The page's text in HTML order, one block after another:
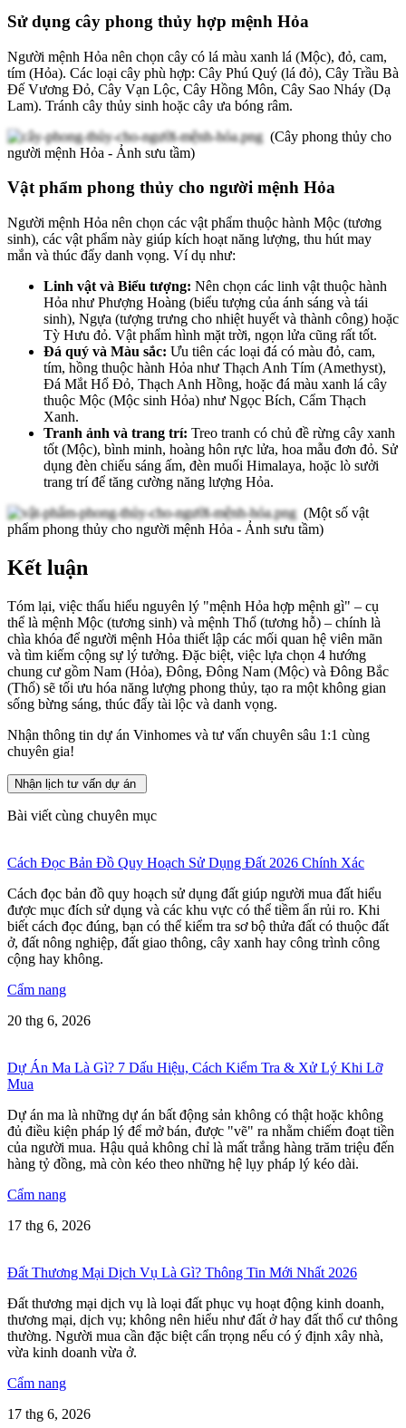
Sử dụng cây phong thủy hợp mệnh Hỏa
Người mệnh Hỏa nên chọn cây có lá màu xanh lá (Mộc), đỏ, cam,
tím (Hỏa). Các loại cây phù hợp: Cây Phú Quý (lá đỏ), Cây Trầu Bà
Đế Vương Đỏ, Cây Vạn Lộc, Cây Hồng Môn, Cây Sao Nháy (Dạ
Lam). Tránh cây thủy sinh hoặc cây ưa bóng râm.
(Cây phong thủy cho
người mệnh Hỏa - Ảnh sưu tầm)
Vật phẩm phong thủy cho người mệnh Hỏa
Người mệnh Hỏa nên chọn các vật phẩm thuộc hành Mộc (tương
sinh), các vật phẩm này giúp kích hoạt năng lượng, thu hút may
mắn và thúc đẩy danh vọng. Ví dụ như:
Linh vật và Biểu tượng: Nên chọn các linh vật thuộc hành
Hỏa như Phượng Hoàng (biểu tượng của ánh sáng và tái
sinh), Ngựa (tượng trưng cho nhiệt huyết và thành công) hoặc
Tỳ Hưu đỏ. Vật phẩm hình mặt trời, ngọn lửa cũng rất tốt.
Đá quý và Màu sắc: Ưu tiên các loại đá có màu đỏ, cam,
tím, hồng thuộc hành Hỏa như Thạch Anh Tím (Amethyst),
Đá Mắt Hổ Đỏ, Thạch Anh Hồng, hoặc đá màu xanh lá cây
thuộc Mộc (Mộc sinh Hỏa) như Ngọc Bích, Cẩm Thạch
Xanh.
Tranh ảnh và trang trí: Treo tranh có chủ đề rừng cây xanh
tốt (Mộc), bình minh, hoàng hôn rực lửa, hoa mẫu đơn đỏ. Sử
dụng đèn chiếu sáng ấm, đèn muối Himalaya, hoặc lò sưởi
trang trí để tăng cường năng lượng Hỏa.
(Một số vật
phẩm phong thủy cho người mệnh Hỏa - Ảnh sưu tầm)
Kết luận
Tóm lại, việc thấu hiểu nguyên lý "mệnh Hỏa hợp mệnh gì" – cụ
thể là mệnh Mộc (tương sinh) và mệnh Thổ (tương hỗ) – chính là
chìa khóa để người mệnh Hỏa thiết lập các mối quan hệ viên mãn
và tìm kiếm cộng sự lý tưởng. Đặc biệt, việc lựa chọn 4 hướng
chung cư gồm Nam (Hỏa), Đông, Đông Nam (Mộc) và Đông Bắc
(Thổ) sẽ tối ưu hóa năng lượng phong thủy, tạo ra một không gian
sống bừng sáng, thúc đẩy tài lộc và danh vọng.
Nhận thông tin dự án Vinhomes và tư vấn chuyên sâu 1:1 cùng
chuyên gia!
Nhận lịch tư vấn dự án
Bài viết cùng chuyên mục
Cách Đọc Bản Đồ Quy Hoạch Sử Dụng Đất 2026 Chính Xác
Cách đọc bản đồ quy hoạch sử dụng đất giúp người mua đất hiểu
được mục đích sử dụng và các khu vực có thể tiềm ẩn rủi ro. Khi
biết cách đọc đúng, bạn có thể kiểm tra sơ bộ thửa đất có thuộc đất
ở, đất nông nghiệp, đất giao thông, cây xanh hay công trình công
cộng hay không.
Cẩm nang
20 thg 6, 2026
Dự Án Ma Là Gì? 7 Dấu Hiệu, Cách Kiểm Tra & Xử Lý Khi Lỡ
Mua
Dự án ma là những dự án bất động sản không có thật hoặc không
đủ điều kiện pháp lý để mở bán, được "vẽ" ra nhằm chiếm đoạt tiền
của người mua. Hậu quả không chỉ là mất trắng hàng trăm triệu đến
hàng tỷ đồng, mà còn kéo theo những hệ lụy pháp lý kéo dài.
Cẩm nang
17 thg 6, 2026
Đất Thương Mại Dịch Vụ Là Gì? Thông Tin Mới Nhất 2026
Đất thương mại dịch vụ là loại đất phục vụ hoạt động kinh doanh,
thương mại, dịch vụ; không nên hiểu như đất ở hay đất thổ cư thông
thường. Người mua cần đặc biệt cẩn trọng nếu có ý định xây nhà,
vừa kinh doanh vừa ở.
Cẩm nang
17 thg 6, 2026